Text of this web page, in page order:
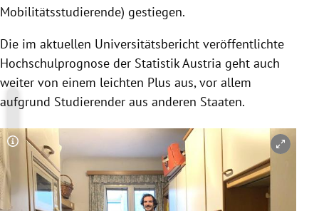
Mobilitätsstudierende) gestiegen.
Die im aktuellen Universitätsbericht veröffentlichte
Hochschulprognose der Statistik Austria geht auch
weiter von einem leichten Plus aus, vor allem
aufgrund Studierender aus anderen Staaten.
Copyright-Hinweis öffnen/schließen